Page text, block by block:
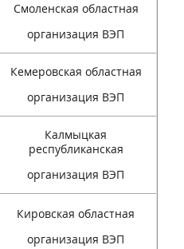
Смоленская областная
организация ВЭП
Кемеровская областная
организация ВЭП
Калмыцкая
республиканская
организация ВЭП
Кировская областная
организация ВЭП